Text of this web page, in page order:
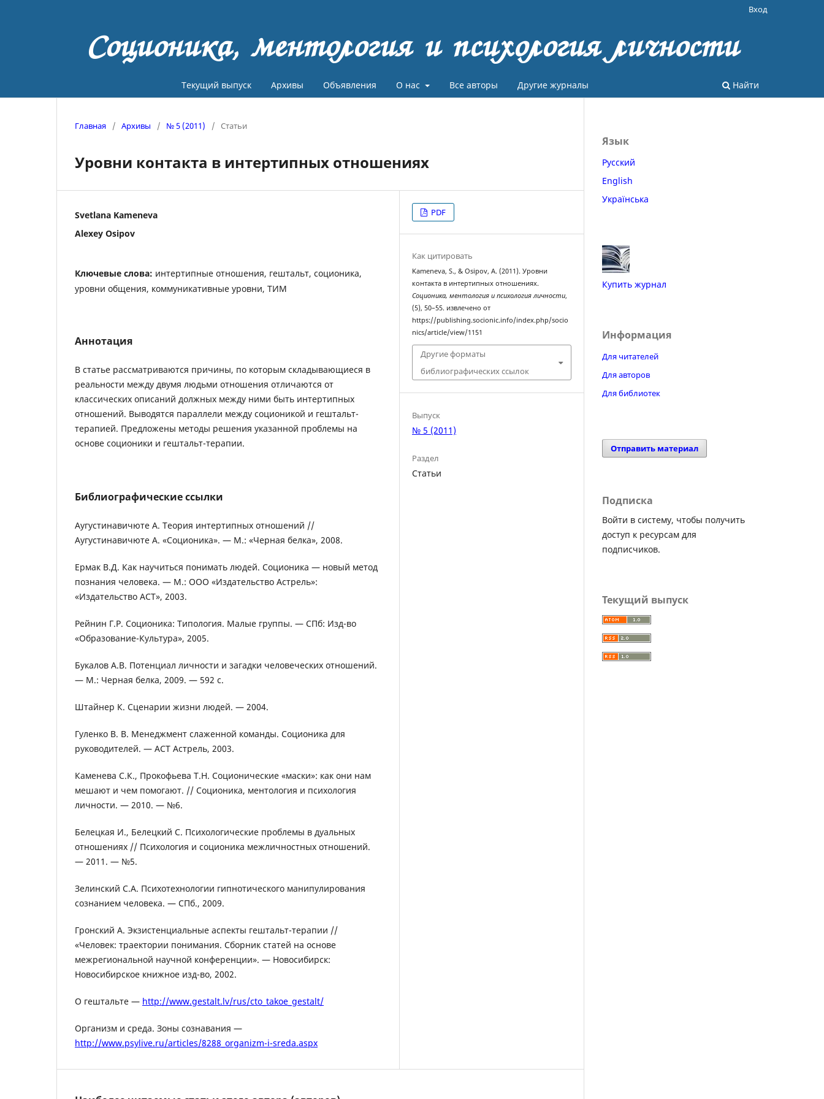
Соционика, ментология и психология личности
Текущий выпуск Архивы Объявления О нас Все авторы Другие журналы Найти
Вход
Главная / Архивы / № 5 (2011) / Статьи
Уровни контакта в интертипных отношениях
Svetlana Kameneva
Alexey Osipov
Ключевые слова: интертипные отношения, гештальт, соционика,
уровни общения, коммуникативные уровни, ТИМ
Аннотация
В статье рассматриваются причины, по которым складывающиеся в
реальности между двумя людьми отношения отличаются от
классических описаний должных между ними быть интертипных
отношений. Выводятся параллели между соционикой и гештальт-
терапией. Предложены методы решения указанной проблемы на
основе соционики и гештальт-терапии.
Библиографические ссылки
Аугустинавичюте А. Теория интертипных отношений //
Аугустинавичюте А. «Соционика». — М.: «Черная белка», 2008.
Ермак В.Д. Как научиться понимать людей. Соционика — новый метод
познания человека. — М.: ООО «Издательство Астрель»:
«Издательство АСТ», 2003.
Рейнин Г.Р. Соционика: Типология. Малые группы. — СПб: Изд-во
«Образование-Культура», 2005.
Букалов А.В. Потенциал личности и загадки человеческих отношений.
— М.: Черная белка, 2009. — 592 с.
Штайнер К. Сценарии жизни людей. — 2004.
Гуленко В. В. Менеджмент слаженной команды. Соционика для
руководителей. — АСТ Астрель, 2003.
Каменева С.К., Прокофьева Т.Н. Соционические «маски»: как они нам
мешают и чем помогают. // Соционика, ментология и психология
личности. — 2010. — №6.
Белецкая И., Белецкий С. Психологические проблемы в дуальных
отношениях // Психология и соционика межличностных отношений.
— 2011. — №5.
Зелинский С.А. Психотехнологии гипнотического манипулирования
сознанием человека. — СПб., 2009.
Гронский А. Экзистенциальные аспекты гештальт-терапии //
«Человек: траектории понимания. Сборник статей на основе
межрегиональной научной конференции». — Новосибирск:
Новосибирское книжное изд-во, 2002.
О гештальте — http://www.gestalt.lv/rus/cto_takoe_gestalt/
Организм и среда. Зоны сознавания —
http://www.psylive.ru/articles/8288_organizm-i-sreda.aspx
PDF
Как цитировать
Kameneva, S., & Osipov, A. (2011). Уровни
контакта в интертипных отношениях.
Соционика, ментология и психология личности,
(5), 50–55. извлечено от
https://publishing.socionic.info/index.php/socio
nics/article/view/1151
Другие форматы
библиографических ссылок
Выпуск
№ 5 (2011)
Раздел
Статьи
Язык
Русский
English
Українська
Купить журнал
Информация
Для читателей
Для авторов
Для библиотек
Отправить материал
Подписка
Войти в систему, чтобы получить
доступ к ресурсам для
подписчиков.
Текущий выпуск